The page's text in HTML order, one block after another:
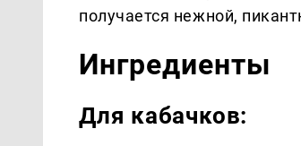
получается нежной,
Ингредиенты
Для кабачков: